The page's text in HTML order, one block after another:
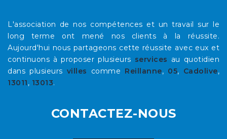
L'association de nos compétences et un travail sur le
long terme ont mené nos clients à la réussite.
Aujourd'hui nous partageons cette réussite avec eux et
continuons à proposer plusieurs services au quotidien
dans plusieurs villes comme Reillanne, 05, Cadolive,
13011, 13013.
CONTACTEZ-NOUS